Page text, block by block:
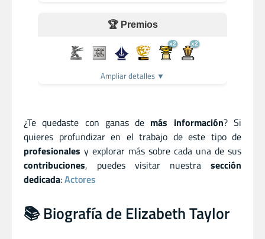
🏆 Premios
x2 x2
Ampliar detalles ▼
¿Te quedaste con ganas de más información? Si
quieres profundizar en el trabajo de este tipo de
profesionales y explorar más sobre cada una de sus
contribuciones, puedes visitar nuestra sección
dedicada:Actores
📚 Biografía de Elizabeth Taylor